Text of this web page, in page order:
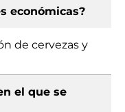
económicas?
de cervezas y
el que se